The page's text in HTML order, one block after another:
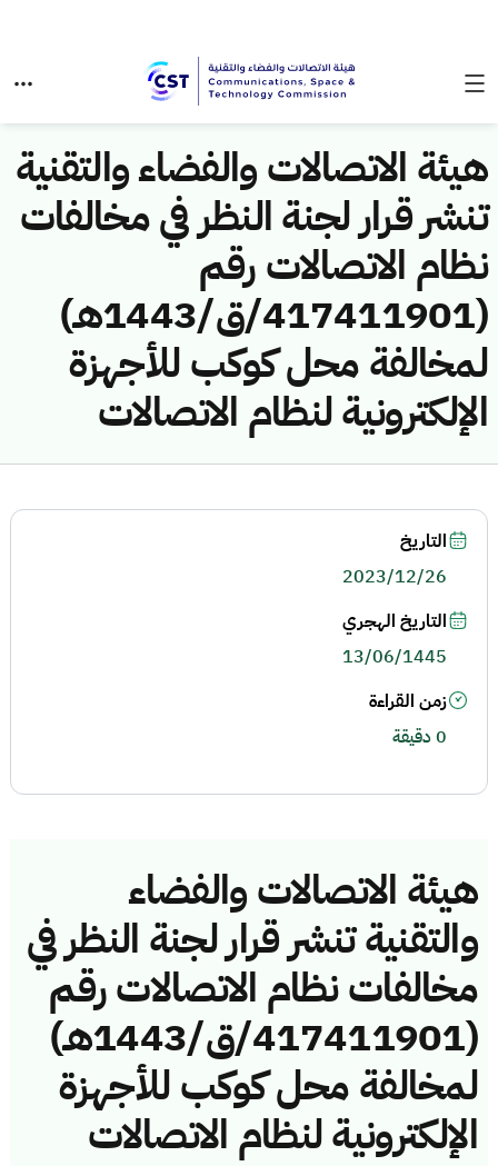
هيئة الاتصالات والفضاء والتقنية
تنشر قرار لجنة النظر في مخالفات
نظام الاتصالات رقم
(417411901/ق/1443هـ)
لمخالفة محل كوكب للأجهزة
الإلكترونية لنظام الاتصالات
هيئة الاتصالات والفضاء
والتقنية تنشر قرار لجنة النظر في
مخالفات نظام الاتصالات رقم
(417411901/ق/1443هـ)
لمخالفة محل كوكب للأجهزة
الإلكترونية لنظام الاتصالات
التاريخ
2023/12/26
التاريخ الهجري
13/06/1445
زمن القراءة
0 دقيقة